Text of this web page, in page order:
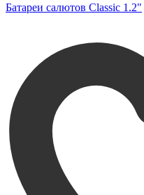
Батареи салютов Classic 1.2"